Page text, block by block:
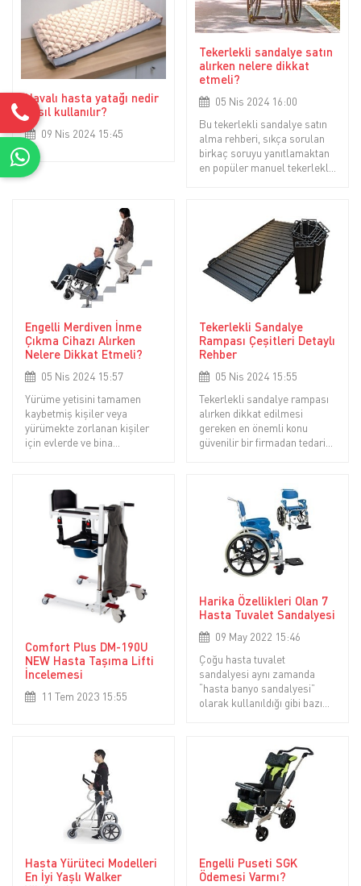
Havalı hasta yatağı nedir
nasıl kullanılır?
09 Nis 2024 15:45
Tekerlekli sandalye satın
alırken nelere dikkat
etmeli?
05 Nis 2024 16:00
Bu tekerlekli sandalye satın
alma rehberi, sıkça sorulan
birkaç soruyu yanıtlamaktan
en popüler manuel tekerlekli
manuel tekerlekli
sandalyenin sizin için doğru
olup olm
Engelli Merdiven İnme
Çıkma Cihazı Alırken
Nelere Dikkat Etmeli?
05 Nis 2024 15:57
Yürüme yetisini tamamen
kaybetmiş kişiler veya
yürümekte zorlanan kişiler
için evlerde ve bina
üstesinden gelmek adına
merdiven inip çıkan cihazlar
çözüm olmaktadır.
Tekerlekli Sandalye
Rampası Çeşitleri Detaylı
Rehber
05 Nis 2024 15:55
Tekerlekli sandalye rampası
alırken dikkat edilmesi
gereken en önemli konu
güvenilir bir firmadan tedarik
ve uzun ömürlü olmalıdır.
Tekerlekli sandalye
rampasının kullanılacağı
alana uygun ölçüle
Comfort Plus DM-190U
NEW Hasta Taşıma Lifti
İncelemesi
11 Tem 2023 15:55
Harika Özellikleri Olan 7
Hasta Tuvalet Sandalyesi
09 May 2022 15:46
Çoğu hasta tuvalet
sandalyesi aynı zamanda
“hasta banyo sandalyesi”
olarak kullanıldığı gibi bazı
blog yazımızda sizlere harika
özellikleri olan hasta tuvalet
sandalyesi modellerinden
bahsedeceğiz.
Hasta Yürüteci Modelleri
En İyi Yaşlı Walker
Engelli Puseti SGK
Ödemesi Varmı?